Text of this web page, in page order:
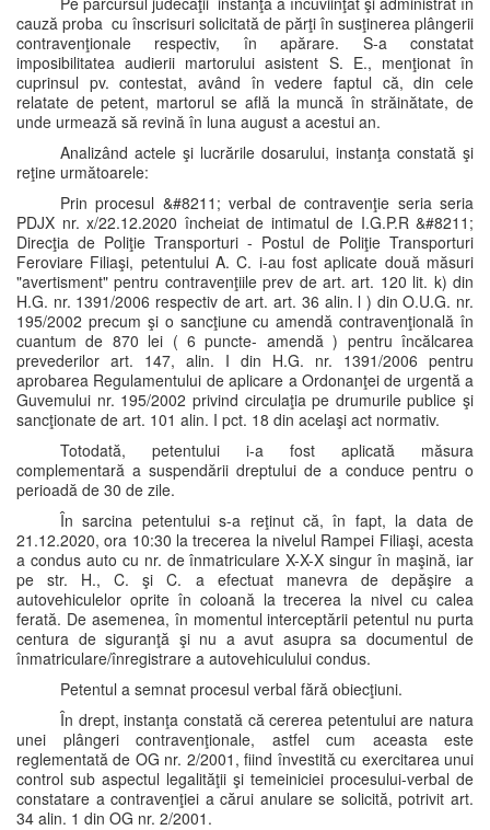
cauză proba cu înscrisuri solicitată de părţi în susţinerea plângerii
contravenţionale respectiv, în apărare. S-a constatat
imposibilitatea audierii martorului asistent S. E., menţionat în
cuprinsul pv. contestat, având în vedere faptul că, din cele
relatate de petent, martorul se află la muncă în străinătate, de
unde urmează să revină în luna august a acestui an.
Analizând actele şi lucrările dosarului, instanţa constată şi
reţine următoarele:
Prin procesul &#8211; verbal de contravenţie seria seria
PDJX nr. x/22.12.2020 încheiat de intimatul de I.G.P.R &#8211;
Direcţia de Poliţie Transporturi - Postul de Poliţie Transporturi
Feroviare Filiaşi, petentului A. C. i-au fost aplicate două măsuri
"avertisment" pentru contravenţiile prev de art. art. 120 lit. k) din
H.G. nr. 1391/2006 respectiv de art. art. 36 alin. l ) din O.U.G. nr.
195/2002 precum şi o sancţiune cu amendă contravenţională în
cuantum de 870 lei ( 6 puncte- amendă ) pentru încălcarea
prevederilor art. 147, alin. I din H.G. nr. 1391/2006 pentru
aprobarea Regulamentului de aplicare a Ordonanţei de urgentă a
Guvemului nr. 195/2002 privind circulaţia pe drumurile publice şi
sancţionate de art. 101 alin. I pct. 18 din acelaşi act normativ.
Totodată, petentului i-a fost aplicată măsura
complementară a suspendării dreptului de a conduce pentru o
perioadă de 30 de zile.
În sarcina petentului s-a reţinut că, în fapt, la data de
21.12.2020, ora 10:30 la trecerea la nivelul Rampei Filiaşi, acesta
a condus auto cu nr. de înmatriculare X-X-X singur în maşină, iar
pe str. H., C. şi C. a efectuat manevra de depăşire a
autovehiculelor oprite în coloană la trecerea la nivel cu calea
ferată. De asemenea, în momentul interceptării petentul nu purta
centura de siguranţă şi nu a avut asupra sa documentul de
înmatriculare/înregistrare a autovehiculului condus.
Petentul a semnat procesul verbal fără obiecţiuni.
În drept, instanţa constată că cererea petentului are natura
unei plângeri contravenţionale, astfel cum aceasta este
reglementată de OG nr. 2/2001, fiind învestită cu exercitarea unui
control sub aspectul legalităţii şi temeiniciei procesului-verbal de
constatare a contravenţiei a cărui anulare se solicită, potrivit art.
34 alin. 1 din OG nr. 2/2001.